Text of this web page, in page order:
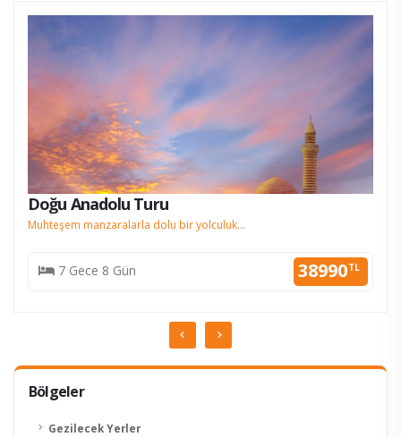
Bölgeler
Gezilecek Yerler
KESİN K.
Doğu Anadolu Turu
Muhteşem manzaralarla dolu bir yolculuk...
7 Gece 8 Gün 38990TL